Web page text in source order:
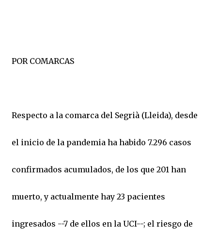
POR COMARCAS
Respecto a la comarca del Segrià (Lleida), desde
el inicio de la pandemia ha habido 7.296 casos
confirmados acumulados, de los que 201 han
muerto, y actualmente hay 23 pacientes
ingresados --7 de ellos en la UCI--; el riesgo de